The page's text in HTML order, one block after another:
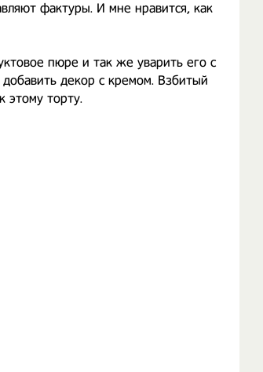
фактуры. И мне нравится, как
пюре и так же уварить его с
декор с кремом. Взбитый
этому торту.